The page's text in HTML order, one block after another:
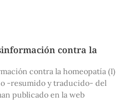
contra la
contra la homeopatía (I)
-resumido y traducido- del
publicado en la web